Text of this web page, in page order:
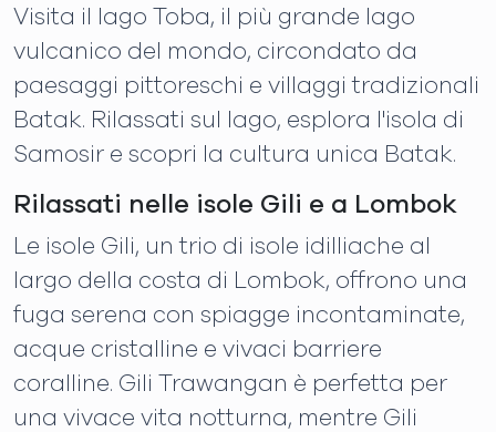
Visita il lago Toba, il più grande lago
vulcanico del mondo, circondato da
paesaggi pittoreschi e villaggi tradizionali
Batak. Rilassati sul lago, esplora l'isola di
Samosir e scopri la cultura unica Batak.
Rilassati nelle isole Gili e a Lombok
Le isole Gili, un trio di isole idilliache al
largo della costa di Lombok, offrono una
fuga serena con spiagge incontaminate,
acque cristalline e vivaci barriere
coralline. Gili Trawangan è perfetta per
una vivace vita notturna, mentre Gili